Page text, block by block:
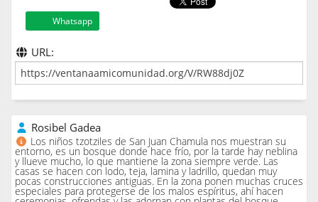
Whatsapp
URL:
Rosibel Gadea
Los niños tzotziles de San Juan Chamula nos muestran su
entorno, es un bosque donde hace frío, por la tarde hay neblina
y llueve mucho, lo que mantiene la zona siempre verde. Las
casas se hacen con lodo, teja, lamina y ladrillo, quedan muy
pocas construcciones antiguas. En la zona ponen muchas cruces
especiales para protegerse de los malos espíritus, ahí hacen